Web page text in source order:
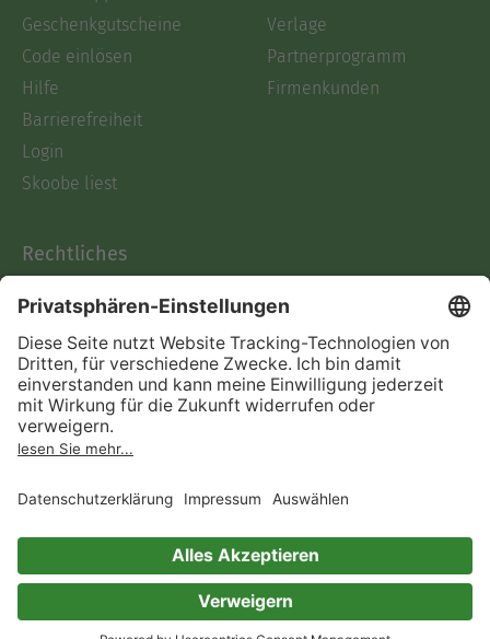
Geschenkgutscheine
Code einlösen
Hilfe
Barrierefreiheit
Login
Skoobe liest
Verlage
Partnerprogramm
Firmenkunden
Rechtliches
AGB
Informationen nach Data
Act
Verträge hier kündigen
Impressum
Immer ein gutes Buch